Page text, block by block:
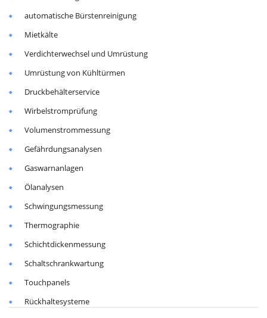
automatische Bürstenreinigung
Mietkälte
Verdichterwechsel und Umrüstung
Umrüstung von Kühltürmen
Druckbehälterservice
Wirbelstromprüfung
Volumenstrommessung
Gefährdungsanalysen
Gaswarnanlagen
Ölanalysen
Schwingungsmessung
Thermographie
Schichtdickenmessung
Schaltschrankwartung
Touchpanels
Rückhaltesysteme